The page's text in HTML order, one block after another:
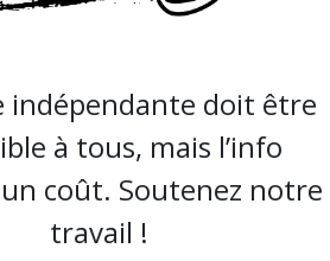
dernier numéro papier du
Poing !
indépendante doit être
à tous, mais l’info
coût. Soutenez notre
travail !